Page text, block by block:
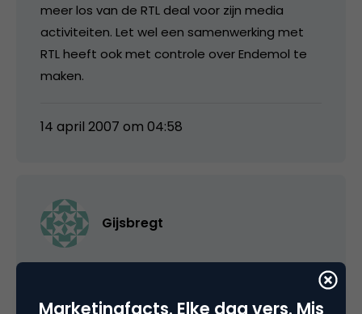
meer los van de RTL deal voor zijn media
activiteiten. Let wel een samenwerking met
RTL heeft ook met controle over Endemol te
maken.
14 april 2007 om 04:58
Gijsbregt
Televisa wordt verhandeld op de Mexicaanse
Marketingfacts. Elke dag vers. Mis